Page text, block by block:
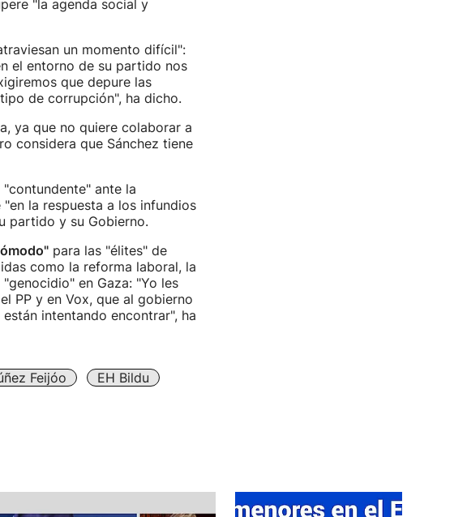
"la agenda social y
un momento difícil":
el entorno de su partido nos
que depure las
de corrupción", ha dicho.
ya que no quiere colaborar a
considera que Sánchez tiene
ante la
la respuesta a los infundios
partido y su Gobierno.
para las "élites" de
como la reforma laboral, la
en Gaza: "Yo les
PP y en Vox, que al gobierno
intentando encontrar", ha
Feijóo
EH Bildu